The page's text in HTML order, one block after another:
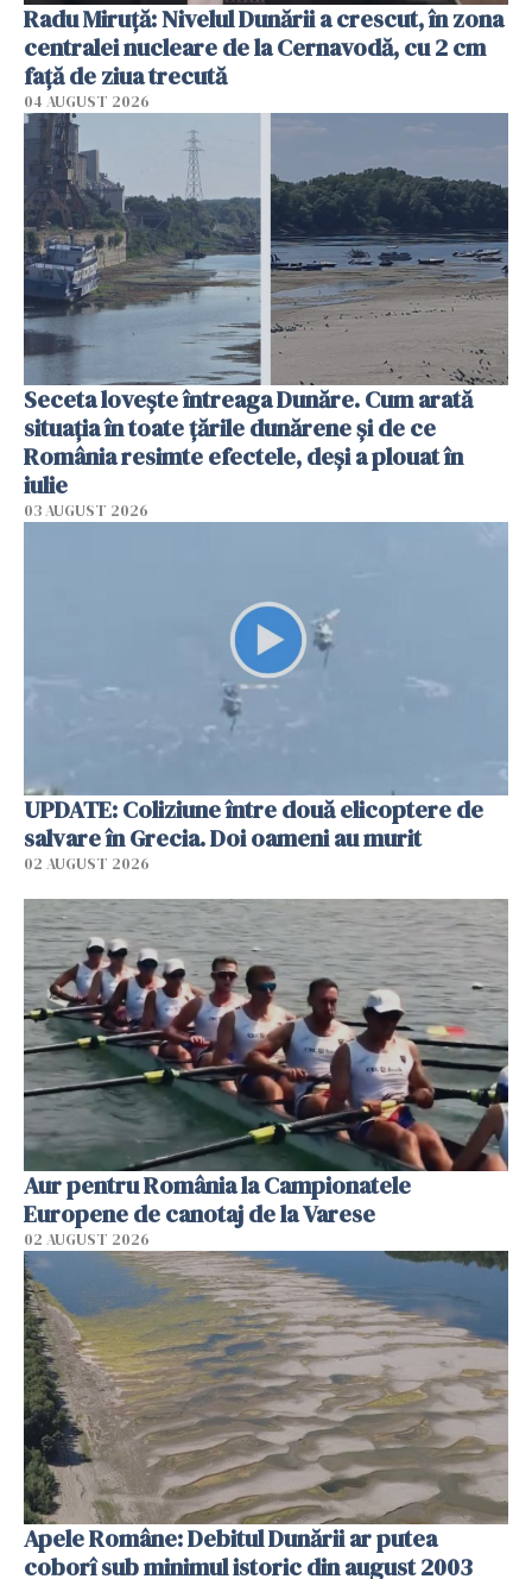
Radu Miruţă: Nivelul Dunării a crescut, în zona
centralei nucleare de la Cernavodă, cu 2 cm
faţă de ziua trecută
04 AUGUST 2026
Seceta lovește întreaga Dunăre. Cum arată
situația în toate țările dunărene și de ce
România resimte efectele, deși a plouat în
iulie
03 AUGUST 2026
UPDATE: Coliziune între două elicoptere de
salvare în Grecia. Doi oameni au murit
02 AUGUST 2026
Aur pentru România la Campionatele
Europene de canotaj de la Varese
02 AUGUST 2026
Apele Române: Debitul Dunării ar putea
coborî sub minimul istoric din august 2003